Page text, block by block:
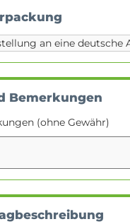
Bemerkungen
(ohne Gewähr)